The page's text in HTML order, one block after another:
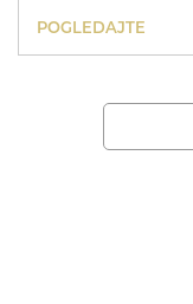
POGLEDAJTE